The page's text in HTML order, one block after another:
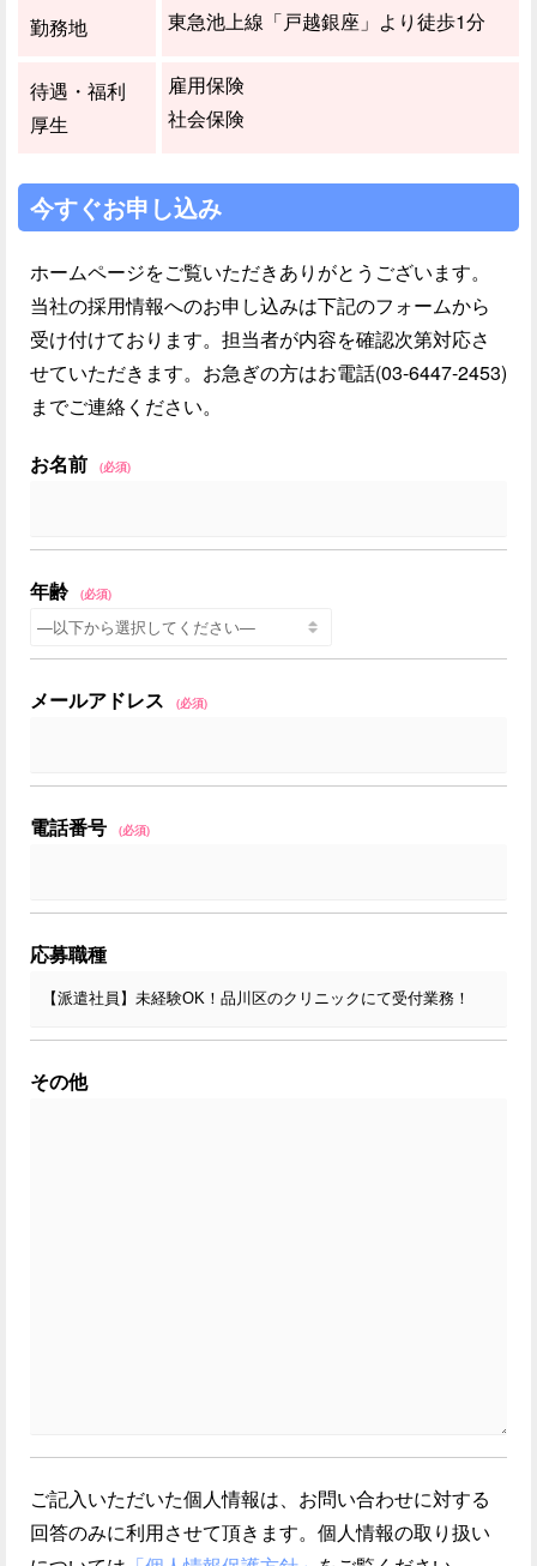
勤務地 東急池上線「戸越銀座」より徒歩1分
待遇・福利
厚生
雇用保険
社会保険
今すぐお申し込み
ホームページをご覧いただきありがとうございます。
当社の採用情報へのお申し込みは下記のフォームから
受け付けております。担当者が内容を確認次第対応さ
せていただきます。お急ぎの方はお電話(03-6447-2453)
までご連絡ください。
お名前 (必須)
年齢 (必須)
メールアドレス (必須)
電話番号 (必須)
応募職種
その他
ご記入いただいた個人情報は、お問い合わせに対する
回答のみに利用させて頂きます。個人情報の取り扱い